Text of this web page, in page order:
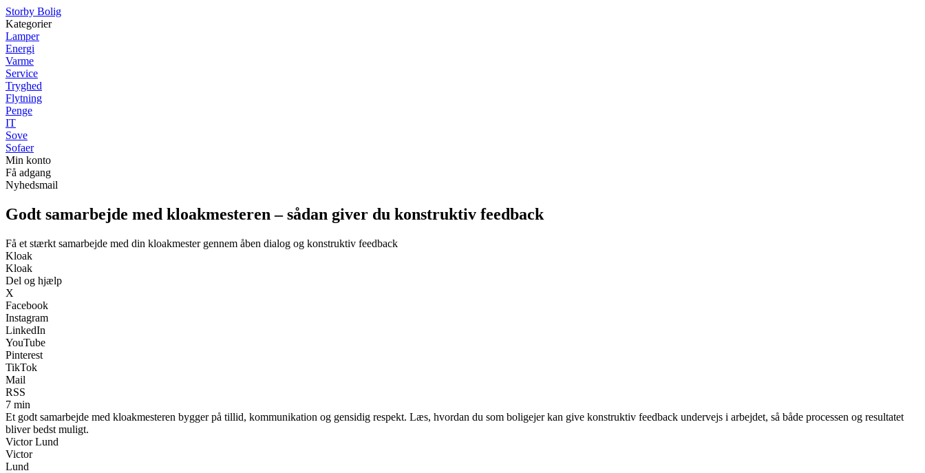
Storby Bolig
Kategorier
Lamper
Energi
Varme
Service
Tryghed
Flytning
Penge
IT
Sove
Sofaer
Min konto
Få adgang
Nyhedsmail
Godt samarbejde med kloakmesteren – sådan giver du konstruktiv feedback
Få et stærkt samarbejde med din kloakmester gennem åben dialog og konstruktiv feedback
Kloak
Kloak
Del og hjælp
X
Facebook
Instagram
LinkedIn
YouTube
Pinterest
TikTok
Mail
RSS
7 min
Et godt samarbejde med kloakmesteren bygger på tillid, kommunikation og gensidig respekt. Læs, hvordan du som boligejer kan give konstruktiv feedback undervejs i arbejdet, så både processen og resultatet
bliver bedst muligt.
Victor Lund
Victor
Lund